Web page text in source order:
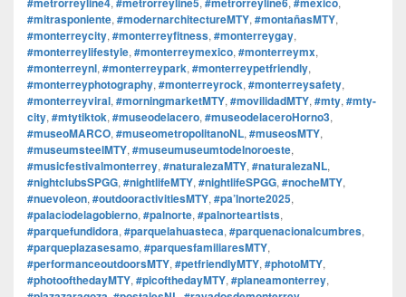
#mitrasponiente, #modernarchitectureMTY, #montañasMTY,
#monterreycity, #monterreyfitness, #monterreygay,
#monterreylifestyle, #monterreymexico, #monterreymx,
#monterreynl, #monterreypark, #monterreypetfriendly,
#monterreyphotography, #monterreyrock, #monterreysafety,
#monterreyviral, #morningmarketMTY, #movilidadMTY, #mty, #mty-
city, #mtytiktok, #museodelacero, #museodelaceroHorno3,
#museoMARCO, #museometropolitanoNL, #museosMTY,
#museumsteelMTY, #museumuseumtodelnoroeste,
#musicfestivalmonterrey, #naturalezaMTY, #naturalezaNL,
#nightclubsSPGG, #nightlifeMTY, #nightlifeSPGG, #nocheMTY,
#nuevoleon, #outdooractivitiesMTY, #pa’lnorte2025,
#palaciodelagobierno, #palnorte, #palnorteartists,
#parquefundidora, #parquelahuasteca, #parquenacionalcumbres,
#parqueplazasesamo, #parquesfamiliaresMTY,
#performanceoutdoorsMTY, #petfriendlyMTY, #photoMTY,
#photoofthedayMTY, #picofthedayMTY, #planeamonterrey,